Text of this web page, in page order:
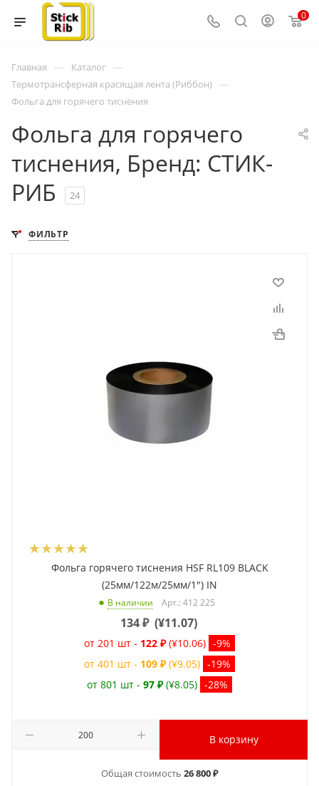
0
Главная — Каталог —
Термотрансферная красящая лента (Риббон) —
Фольга для горячего тиснения
Фольга для горячего
тиснения, Бренд: СТИК-
РИБ
24
ФИЛЬТР
Фольга горячего тиснения HSF RL109 BLACK
(25мм/122м/25мм/1") IN
В наличии Арт.: 412 225
134₽ (¥11.07)
от 201 шт - 122 ₽ (¥10.06) -9%
от 401 шт - 109 ₽ (¥9.05) -19%
от 801 шт - 97 ₽ (¥8.05) -28%
В корзину
Общая стоимость 26 800 ₽